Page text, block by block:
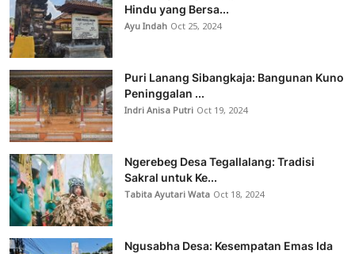
Hindu yang Bersa...
Ayu Indah Oct 25, 2024
Puri Lanang Sibangkaja: Bangunan Kuno
Peninggalan ...
Indri Anisa Putri Oct 19, 2024
Ngerebeg Desa Tegallalang: Tradisi
Sakral untuk Ke...
Tabita Ayutari Wata Oct 18, 2024
Ngusabha Desa: Kesempatan Emas Ida